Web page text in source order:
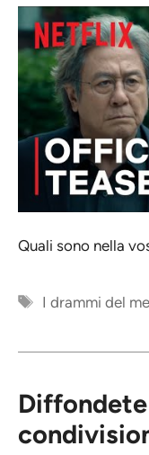
Quali sono nella
Tag
I drammi del